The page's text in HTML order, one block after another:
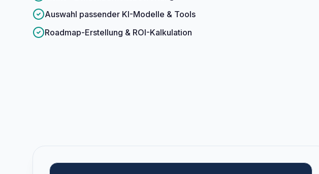
Auswahl passender KI-Modelle & Tools
Roadmap-Erstellung & ROI-Kalkulation